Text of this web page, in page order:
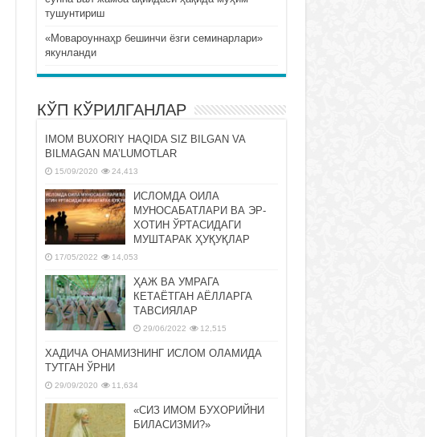
тушунтириш
«Мовароуннаҳр бешинчи ёзги семинарлари»
якунланди
КЎП КЎРИЛГАНЛАР
IMOM BUXORIY HAQIDA SIZ BILGAN VA
BILMAGAN MA’LUMOTLAR
15/09/2020 24,413
ИСЛОМДА ОИЛА
МУНОСАБАТЛАРИ ВА ЭР-
ХОТИН ЎРТАСИДАГИ
МУШТАРАК ҲУҚУҚЛАР
17/05/2022 14,053
ҲАЖ ВА УМРАГА
КЕТАЁТГАН АЁЛЛАРГА
ТАВСИЯЛАР
29/06/2022 12,515
ХАДИЧА ОНАМИЗНИНГ ИСЛОМ ОЛАМИДА
ТУТГАН ЎРНИ
29/09/2020 11,634
«СИЗ ИМОМ БУХОРИЙНИ
БИЛАСИЗМИ?»